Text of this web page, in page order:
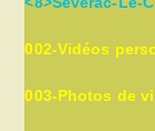
002-Vidéos
003-Photos de